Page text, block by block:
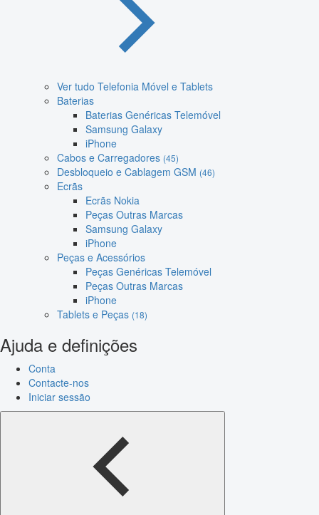
Ver tudo Telefonia Móvel e Tablets
Baterias
Baterias Genéricas Telemóvel
Samsung Galaxy
iPhone
Cabos e Carregadores (45)
Desbloqueio e Cablagem GSM (46)
Ecrãs
Ecrãs Nokia
Peças Outras Marcas
Samsung Galaxy
iPhone
Peças e Acessórios
Peças Genéricas Telemóvel
Peças Outras Marcas
iPhone
Tablets e Peças (18)
Ajuda e definições
Conta
Contacte-nos
Iniciar sessão